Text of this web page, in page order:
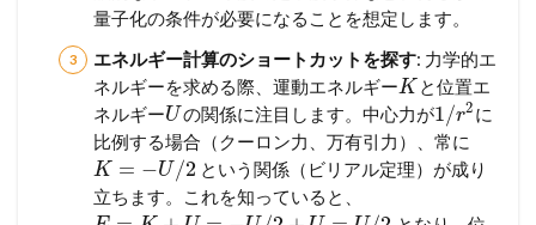
量子化の条件が必要になることを想定します。
エネルギー計算のショートカットを探す: 力学的エ
ネルギーを求める際、運動エネルギーK と位置エ
ネルギーUの関係に注目します。中心力が1/r2 に
比例する場合（クーロン力、万有引力）、常に
K = −U/2 という関係（ビリアル定理）が成り
立ちます。これを知っていると、